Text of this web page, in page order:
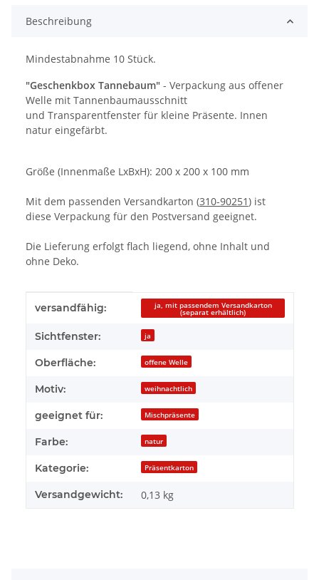
Beschreibung
Mindestabnahme 10 Stück.
"Geschenkbox Tannebaum" - Verpackung aus offener
Welle mit Tannenbaumausschnitt
und Transparentfenster für kleine Präsente. Innen
natur eingefärbt.
Größe (Innenmaße LxBxH): 200 x 200 x 100 mm
Mit dem passenden Versandkarton (310-90251) ist
diese Verpackung für den Postversand geeignet.
Die Lieferung erfolgt flach liegend, ohne Inhalt und
ohne Deko.
Produkteigenschaft
Wert
versandfähig: ja, mit passendem Versandkarton
(separat erhältlich)
Sichtfenster: ja
Oberfläche: offene Welle
Motiv: weihnachtlich
geeignet für: Mischpräsente
Farbe: natur
Kategorie: Präsentkarton
Versandgewicht: 0,13 kg